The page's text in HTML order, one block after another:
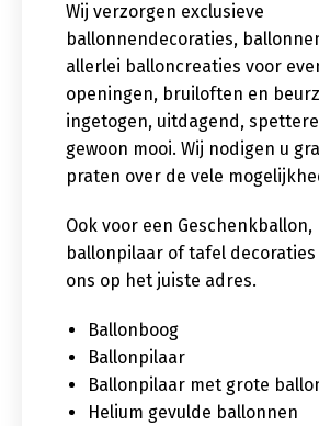
Wij verzorgen exclusieve
ballonnendecoraties,
allerlei balloncreaties voor
openingen, bruiloften en
ingetogen, uitdagend,
gewoon mooi. Wij nodigen u
praten over de vele
Ook voor een
ballonpilaar of tafel
ons op het juiste adres.
Ballonboog
Ballonpilaar
Ballonpilaar met grote
Helium gevulde ballonnen